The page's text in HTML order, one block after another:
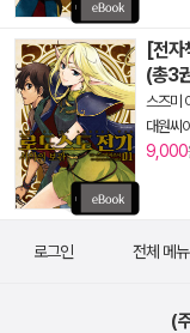
[전자
(총3
스즈미
대원씨
9,000
로그인 전체 메뉴
(